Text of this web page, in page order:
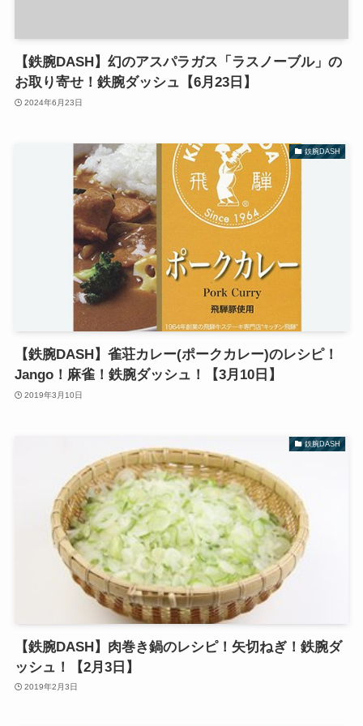
【鉄腕DASH】幻のアスパラガス「ラスノーブル」の
お取り寄せ！鉄腕ダッシュ【6月23日】
2024年6月23日
鉄腕DASH
【鉄腕DASH】雀荘カレー(ポークカレー)のレシピ！
Jango！麻雀！鉄腕ダッシュ！【3月10日】
2019年3月10日
鉄腕DASH
【鉄腕DASH】肉巻き鍋のレシピ！矢切ねぎ！鉄腕ダ
ッシュ！【2月3日】
2019年2月3日